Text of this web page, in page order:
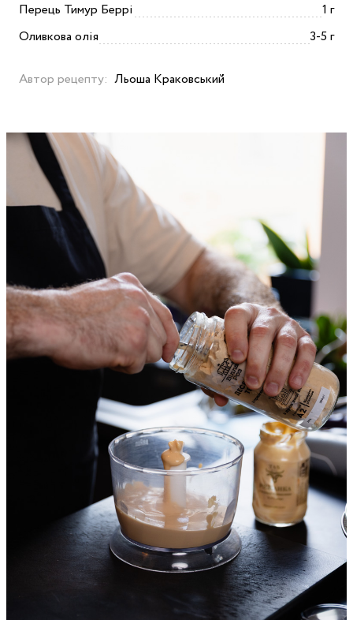
Перець Тимур Беррі
1 г
Оливкова олія
3-5 г
Автор рецепту: Льоша Краковський